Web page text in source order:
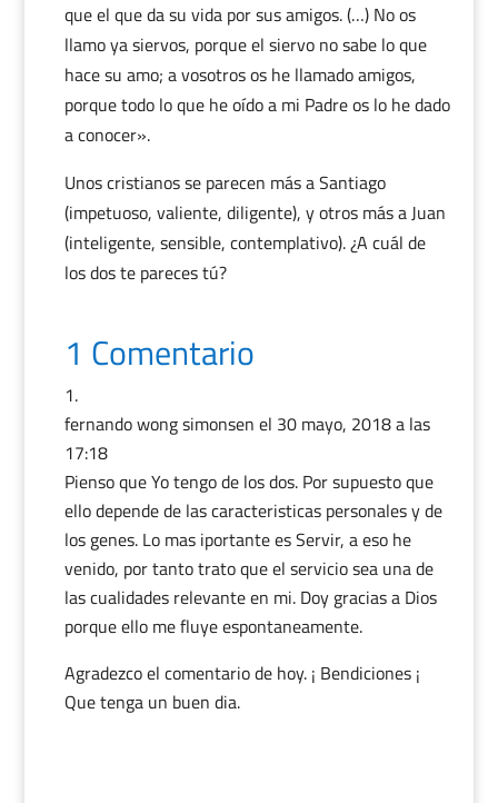
que el que da su vida por sus amigos. (…) No os
llamo ya siervos, porque el siervo no sabe lo que
hace su amo; a vosotros os he llamado amigos,
porque todo lo que he oído a mi Padre os lo he dado
a conocer».
Unos cristianos se parecen más a Santiago
(impetuoso, valiente, diligente), y otros más a Juan
(inteligente, sensible, contemplativo). ¿A cuál de
los dos te pareces tú?
1 Comentario
fernando wong simonsen el 30 mayo, 2018 a las
17:18
Pienso que Yo tengo de los dos. Por supuesto que
ello depende de las caracteristicas personales y de
los genes. Lo mas iportante es Servir, a eso he
venido, por tanto trato que el servicio sea una de
las cualidades relevante en mi. Doy gracias a Dios
porque ello me fluye espontaneamente.
Agradezco el comentario de hoy. ¡ Bendiciones ¡
Que tenga un buen dia.